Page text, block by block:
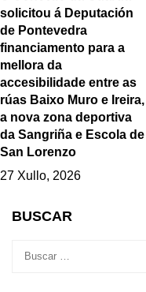
solicitou á Deputación
de Pontevedra
financiamento para a
mellora da
accesibilidade entre as
rúas Baixo Muro e Ireira,
a nova zona deportiva
da Sangriña e Escola de
San Lorenzo
27 Xullo, 2026
BUSCAR